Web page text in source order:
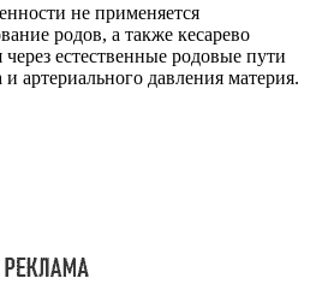
не применяется
родов, а также кесарево
естественные родовые пути
артериального давления материя.